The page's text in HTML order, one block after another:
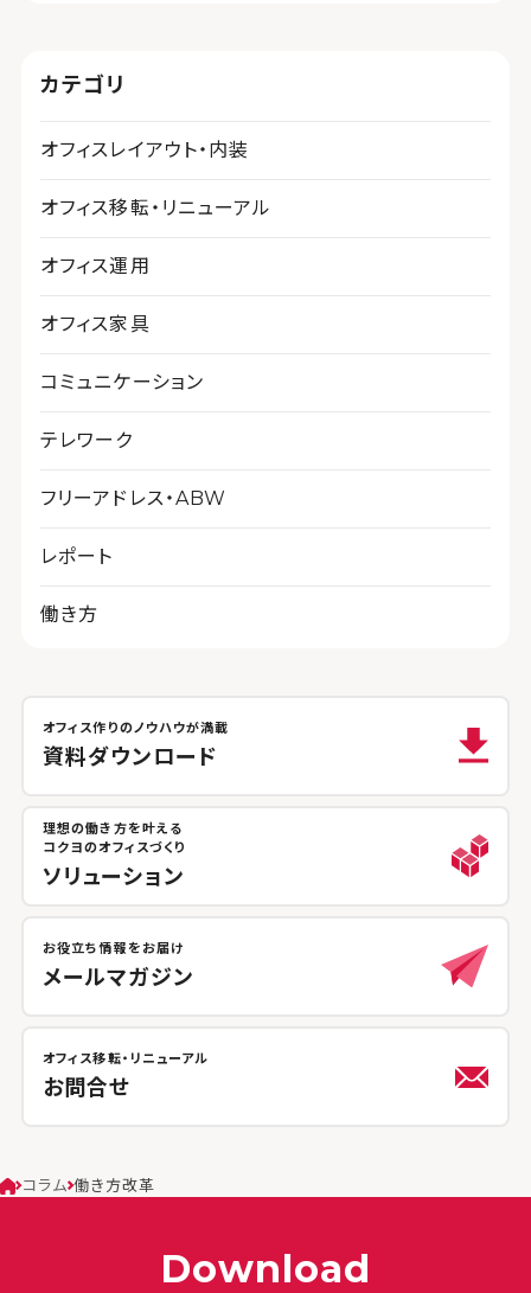
カテゴリ
オフィスレイアウト・内装
オフィス移転・リニューアル
オフィス運用
オフィス家具
コミュニケーション
テレワーク
フリーアドレス・ABW
レポート
働き方
オフィス作りのノウハウが満載
資料ダウンロード
理想の働き方を叶える
コクヨのオフィスづくり
ソリューション
お役立ち情報をお届け
メールマガジン
オフィス移転・リニューアル
お問合せ
コラム 働き方改革
Download